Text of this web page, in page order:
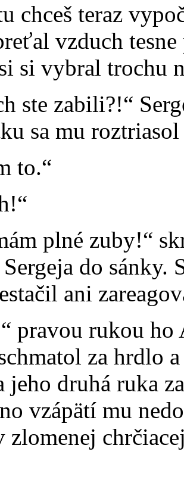
chceš teraz
vzduch
si vybral trochu
ste zabili?!“
sa mu
to.“
plné zuby!“
do sánky.
ani
pravou rukou
za hrdlo
jeho druhá ruka
vzápätí mu
zlomenej